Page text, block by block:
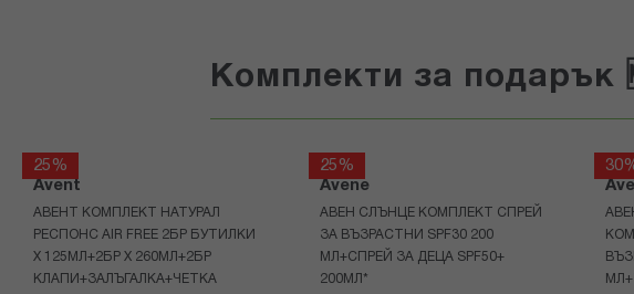
Комплекти за подарък
25%
Avent
АВЕНТ КОМПЛЕКТ НАТУРАЛ
РЕСПОНС AIR FREE 2БР БУТИЛКИ
Х 125МЛ+2БР Х 260МЛ+2БР
КЛАПИ+ЗАЛЪГАЛКА+ЧЕТКА
25%
Avene
АВЕН СЛЪНЦЕ КОМПЛЕКТ СПРЕЙ
ЗА ВЪЗРАСТНИ SPF30 200
МЛ+СПРЕЙ ЗА ДЕЦА SPF50+
200МЛ*